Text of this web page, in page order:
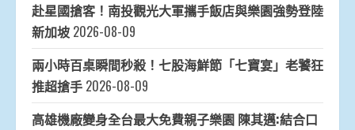
赴星國搶客！南投觀光大軍攜手飯店與樂園強勢登陸
新加坡 2026-08-09
兩小時百桌瞬間秒殺！七股海鮮節「七寶宴」老饕狂
推超搶手 2026-08-09
高雄機廠變身全台最大免費親子樂園 陳其邁:結合口